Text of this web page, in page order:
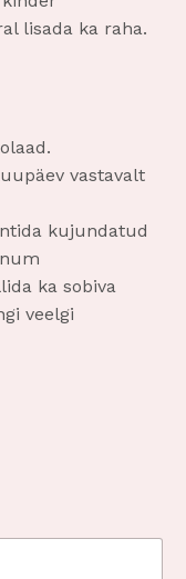
lisada ka raha.
vastavalt
kujundatud
ka sobiva
veelgi